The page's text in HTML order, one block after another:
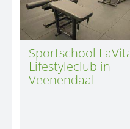
Sportschool
Lifestyleclub in
Veenendaal